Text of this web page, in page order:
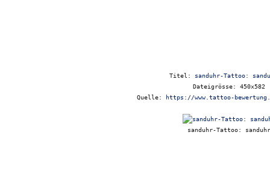
Titel: sanduhr-Tattoo:
Dateigrösse: 450x582
Quelle: https://www.tattoo-
sanduhr-Tattoo: sanduhr